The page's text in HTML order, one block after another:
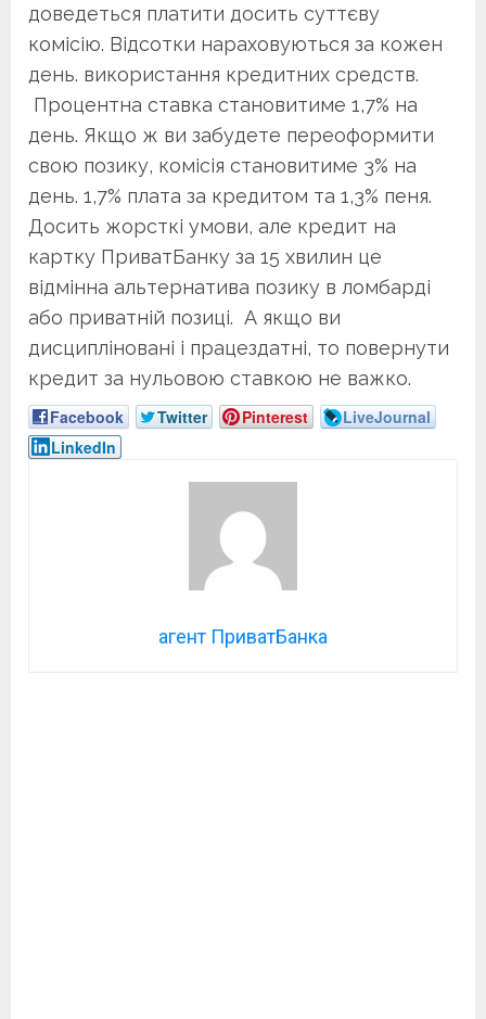
доведеться платити досить суттєву
комісію. Відсотки нараховуються за кожен
день. використання кредитних средств.
Процентна ставка становитиме 1,7% на
день. Якщо ж ви забудете переоформити
свою позику, комісія становитиме 3% на
день. 1,7% плата за кредитом та 1,3% пеня.
Досить жорсткі умови, але кредит на
картку ПриватБанку за 15 хвилин це
відмінна альтернатива позику в ломбарді
або приватній позиці. А якщо ви
дисципліновані і працездатні, то повернути
кредит за нульовою ставкою не важко.
Facebook Twitter Pinterest
LiveJournal
LinkedIn
агент ПриватБанка